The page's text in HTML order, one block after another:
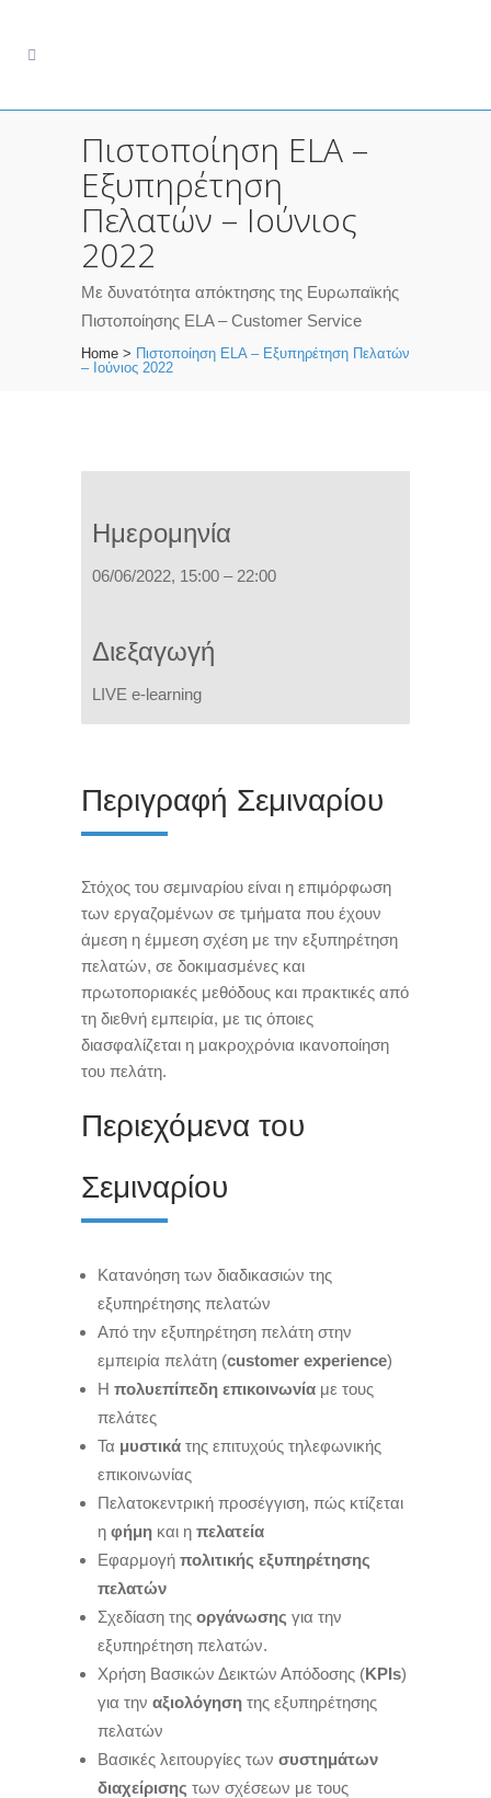
Πιστοποίηση ELA –
Εξυπηρέτηση
Πελατών – Ιούνιος
2022
Με δυνατότητα απόκτησης της Ευρωπαϊκής
Πιστοποίησης ELA – Customer Service
Home > Πιστοποίηση ELA – Εξυπηρέτηση Πελατών
– Ιούνιος 2022
Ημερομηνία
06/06/2022, 15:00 – 22:00
Διεξαγωγή
LIVE e-learning
Περιγραφή Σεμιναρίου
Στόχος του σεμιναρίου είναι η επιμόρφωση
των εργαζομένων σε τμήματα που έχουν
άμεση η έμμεση σχέση με την εξυπηρέτηση
πελατών, σε δοκιμασμένες και
πρωτοποριακές μεθόδους και πρακτικές από
τη διεθνή εμπειρία, με τις όποιες
διασφαλίζεται η μακροχρόνια ικανοποίηση
του πελάτη.
Περιεχόμενα του
Σεμιναρίου
Κατανόηση των διαδικασιών της
εξυπηρέτησης πελατών
Από την εξυπηρέτηση πελάτη στην
εμπειρία πελάτη (customer experience)
H πολυεπίπεδη επικοινωνία με τους
πελάτες
Τα μυστικά της επιτυχούς τηλεφωνικής
επικοινωνίας
Πελατοκεντρική προσέγγιση, πώς κτίζεται
η φήμη και η πελατεία
Eφαρμογή πολιτικής εξυπηρέτησης
πελατών
Σχεδίαση της οργάνωσης για την
εξυπηρέτηση πελατών.
Χρήση Βασικών Δεικτών Απόδοσης (KPIs)
για την αξιολόγηση της εξυπηρέτησης
πελατών
Βασικές λειτουργίες των συστημάτων
διαχείρισης των σχέσεων με τους